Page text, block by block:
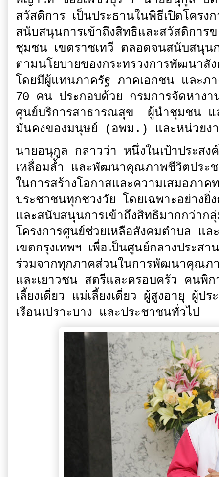
สวัสดิการ เป็นประธานในพิธีเปิดโครง
สนับสนุนการเข้าถึงสิทธิและสวัสดิการ
ชุมชน เขตราชเทวี ตลอดจนสนับสนุน
ตามนโยบายของกระทรวงการพัฒนา
โดยมีผู้แทนภาครัฐ ภาคเอกชน และภ
70 คน ประกอบด้วย กรมการจัดหางา
ศูนย์บริการสาธารณสุข ผู้นำชุมชน แ
มั่นคงของมนุษย์ (อพม.) และหน่วยง
นายอนุกูล กล่าวว่า หนึ่งในเป้าประส
เหลื่อมล้ำ และพัฒนาคุณภาพชีวิตประ
ในการสร้างโอกาสและความเสมอภา
ประชาชนทุกช่วงวัย โดยเฉพาะอย่างยิ่
และสนับสนุนการเข้าถึงสิทธิมากกว่า
โครงการศูนย์ช่วยเหลือสังคมตำบล แ
เขตกรุงเทพฯ เพื่อเป็นศูนย์กลางประส
ร่วมจากทุกภาคส่วนในการพัฒนาคุณภ
และเยาวชน สตรีและครอบครัว คนพิ
เลี้ยงเดี่ยว แม่เลี้ยงเดี่ยว ผู้สูงอายุ ผู้
เรือนเปราะบาง และประชาชนทั่วไป